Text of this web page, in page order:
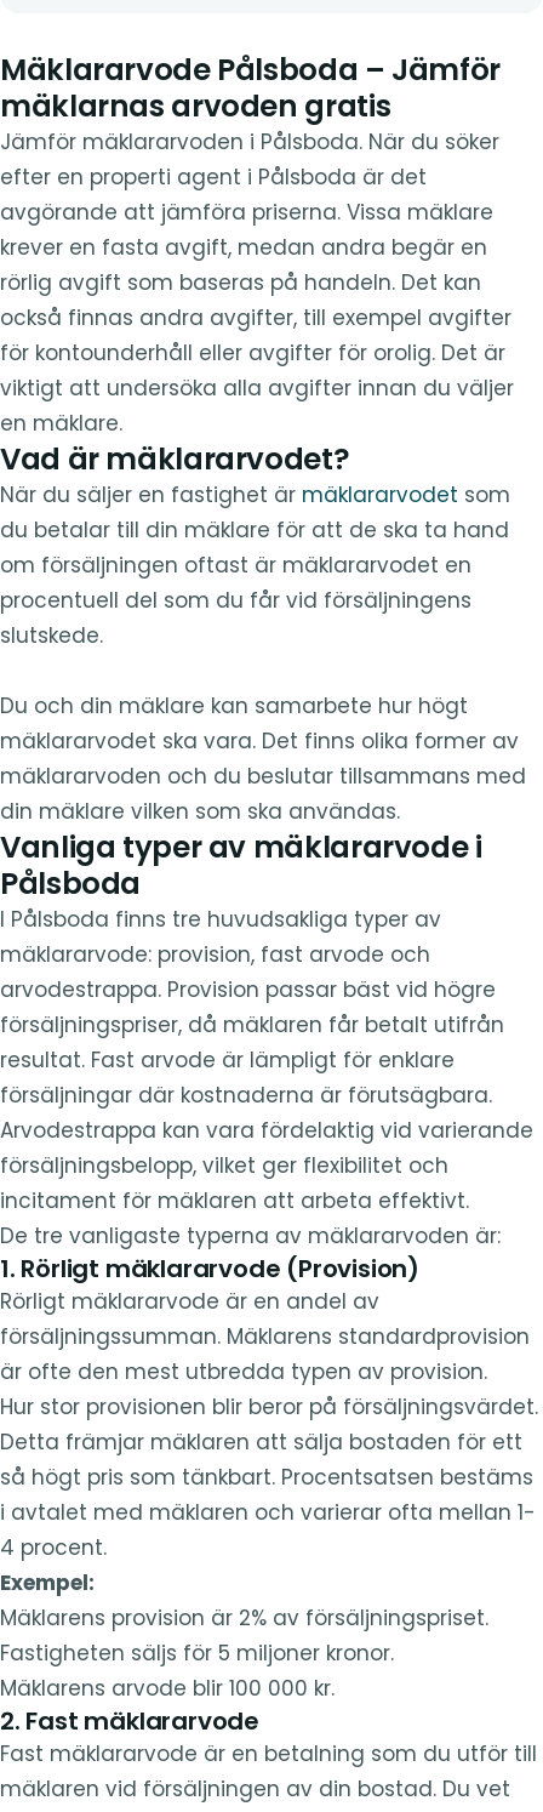
Mäklararvode Pålsboda – Jämför
mäklarnas arvoden gratis
Jämför mäklararvoden i Pålsboda. När du söker
efter en properti agent i Pålsboda är det
avgörande att jämföra priserna. Vissa mäklare
krever en fasta avgift, medan andra begär en
rörlig avgift som baseras på handeln. Det kan
också finnas andra avgifter, till exempel avgifter
för kontounderhåll eller avgifter för orolig. Det är
viktigt att undersöka alla avgifter innan du väljer
en mäklare.
Vad är mäklararvodet?
När du säljer en fastighet är mäklararvodet som
du betalar till din mäklare för att de ska ta hand
om försäljningen oftast är mäklararvodet en
procentuell del som du får vid försäljningens
slutskede.
Du och din mäklare kan samarbete hur högt
mäklararvodet ska vara. Det finns olika former av
mäklararvoden och du beslutar tillsammans med
din mäklare vilken som ska användas.
Vanliga typer av mäklararvode i
Pålsboda
I Pålsboda finns tre huvudsakliga typer av
mäklararvode: provision, fast arvode och
arvodestrappa. Provision passar bäst vid högre
försäljningspriser, då mäklaren får betalt utifrån
resultat. Fast arvode är lämpligt för enklare
försäljningar där kostnaderna är förutsägbara.
Arvodestrappa kan vara fördelaktig vid varierande
försäljningsbelopp, vilket ger flexibilitet och
incitament för mäklaren att arbeta effektivt.
De tre vanligaste typerna av mäklararvoden är:
1. Rörligt mäklararvode (Provision)
Rörligt mäklararvode är en andel av
försäljningssumman. Mäklarens standardprovision
är ofte den mest utbredda typen av provision.
Hur stor provisionen blir beror på försäljningsvärdet.
Detta främjar mäklaren att sälja bostaden för ett
så högt pris som tänkbart. Procentsatsen bestäms
i avtalet med mäklaren och varierar ofta mellan 1-
4 procent.
Exempel:
Mäklarens provision är 2% av försäljningspriset.
Fastigheten säljs för 5 miljoner kronor.
Mäklarens arvode blir 100 000 kr.
2. Fast mäklararvode
Fast mäklararvode är en betalning som du utför till
mäklaren vid försäljningen av din bostad. Du vet